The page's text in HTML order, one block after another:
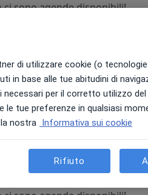
ci sono agende disponibili!
10 Ago
di utilizzare cookie (o
in base alle tue abitudini di
per il corretto utilizzo
le tue preferenze in qualsiasi
nostra Informativa sui cookie
Rifiuto